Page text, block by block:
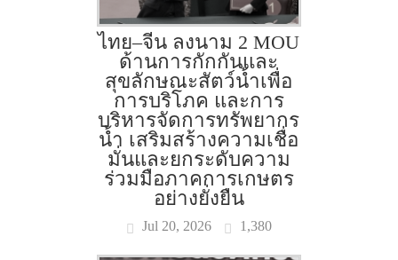
ไทย–จีน ลงนาม 2 MOU
ด้านการกักกันและ
สุขลักษณะสัตว์น้ำเพื่อ
การบริโภค และการ
บริหารจัดการทรัพยากร
น้ำ เสริมสร้างความเชื่อ
มั่นและยกระดับความ
ร่วมมือภาคการเกษตร
อย่างยั่งยืน
Jul 20, 2026 1,380